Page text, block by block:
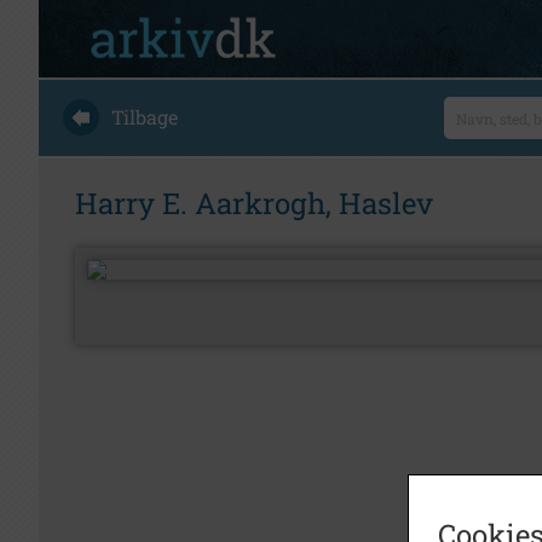
Tilbage
Harry E. Aarkrogh, Haslev